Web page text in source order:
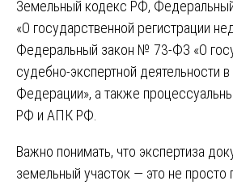
Земельный кодекс РФ,
«О государственной регистрации
Федеральный закон № 73-ФЗ «О
судебно-экспертной деятельности
Федерации», а также
РФ и АПК РФ.
Важно понимать, что экспертиза
земельный участок — это не просто